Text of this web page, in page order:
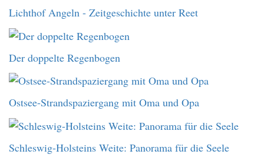
Lichthof Angeln - Zeitgeschichte unter Reet
Der doppelte Regenbogen
Ostsee-Strandspaziergang mit Oma und Opa
Schleswig-Holsteins Weite: Panorama für die Seele